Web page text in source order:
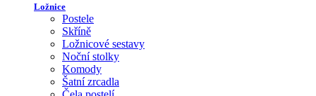
Ložnice
Postele
Skříně
Ložnicové sestavy
Noční stolky
Komody
Šatní zrcadla